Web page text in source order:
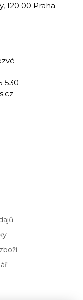
120 00 Praha
530